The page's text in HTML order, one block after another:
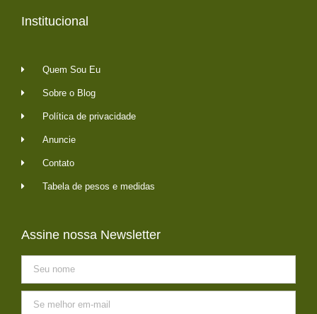
Institucional
Quem Sou Eu
Sobre o Blog
Política de privacidade
Anuncie
Contato
Tabela de pesos e medidas
Assine nossa Newsletter